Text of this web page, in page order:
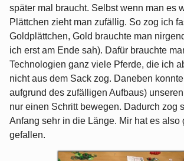
später mal braucht. Selbst wenn man es
Plättchen zieht man zufällig. So zog ich
Goldplättchen, Gold brauchte man
ich erst am Ende sah). Dafür brauchte
Technologien ganz viele Pferde, die ich
nicht aus dem Sack zog. Daneben
aufgrund des zufälligen Aufbaus)
nur einen Schritt bewegen. Dadurch zog
Anfang sehr in die Länge. Mir hat es also
gefallen.